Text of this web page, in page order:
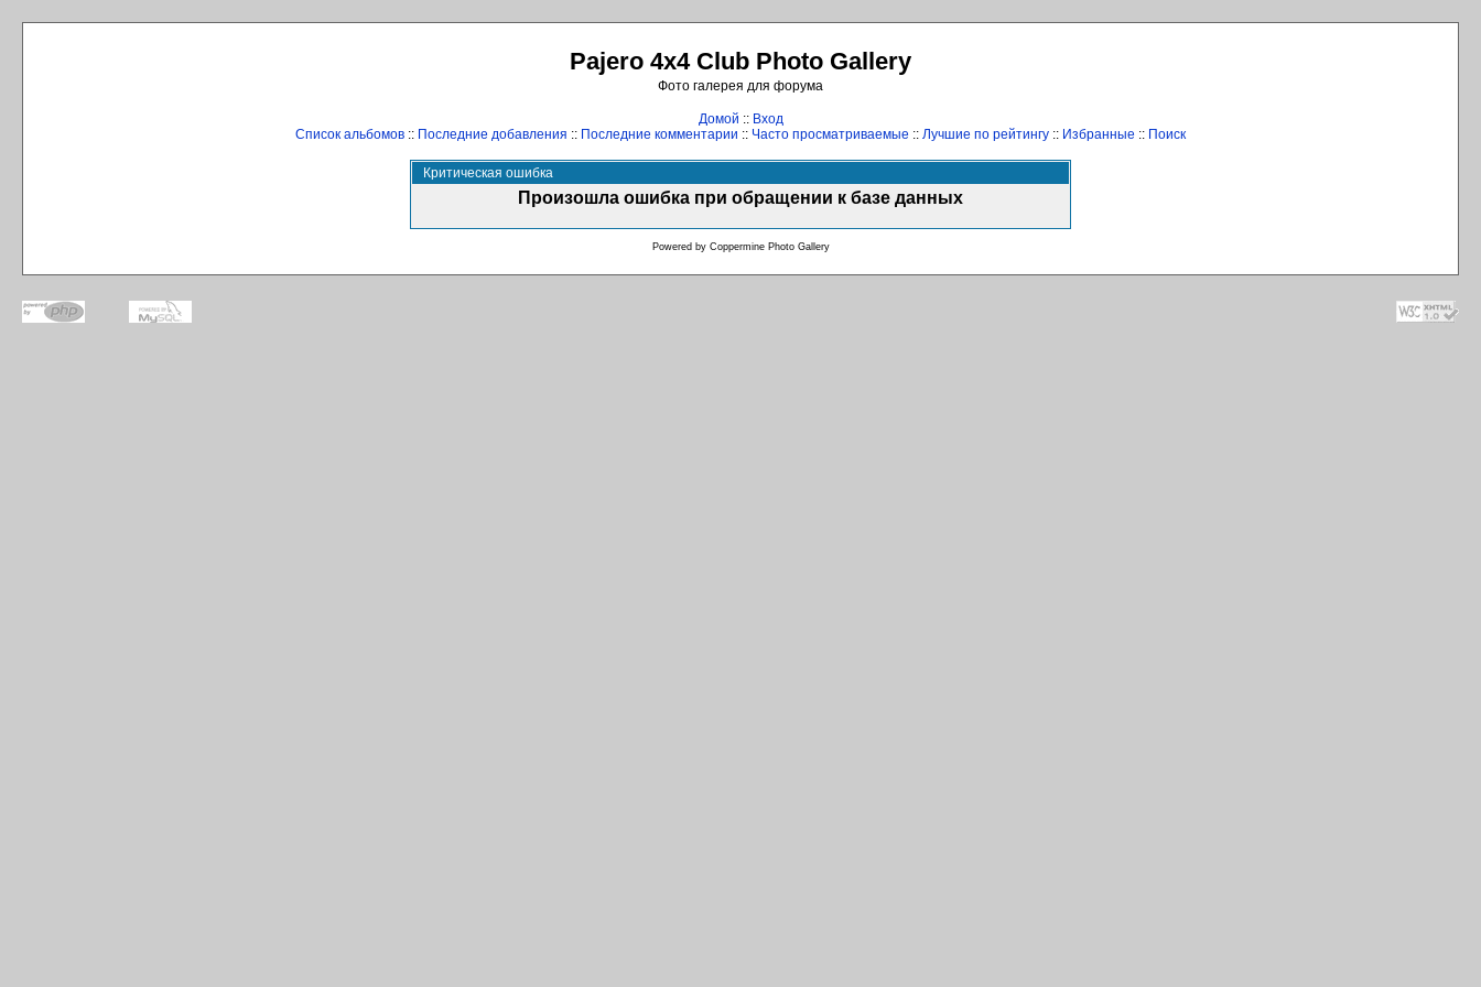
Pajero 4x4 Club Photo Gallery
Фото галерея для форума
Домой :: Вход
Список альбомов :: Последние добавления :: Последние комментарии :: Часто просматриваемые :: Лучшие по рейтингу :: Избранные :: Поиск
Критическая ошибка
Произошла ошибка при обращении к базе данных
Powered by Coppermine Photo Gallery